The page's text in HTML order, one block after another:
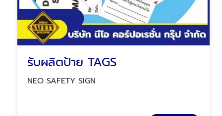
รับผลิตป้าย TAGS
NEO SAFETY SIGN